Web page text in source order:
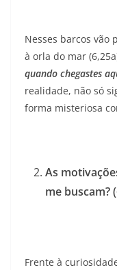
Nesses barcos vão
à orla do mar
quando chegastes
realidade, não só
forma misteriosa
As
me buscam?
Frente à